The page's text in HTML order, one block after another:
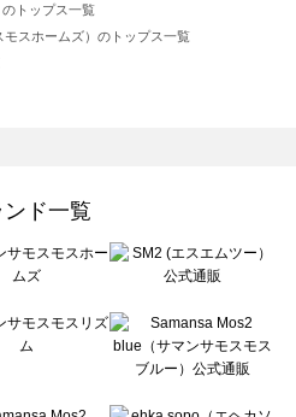
トップス一覧
スホームズ）のトップス一覧
イサマンサモスモス）のトップス一覧
ブルー）のトップス一覧
覧
）のトップス一覧
プス一覧
トップス一覧
一覧
ンド一覧